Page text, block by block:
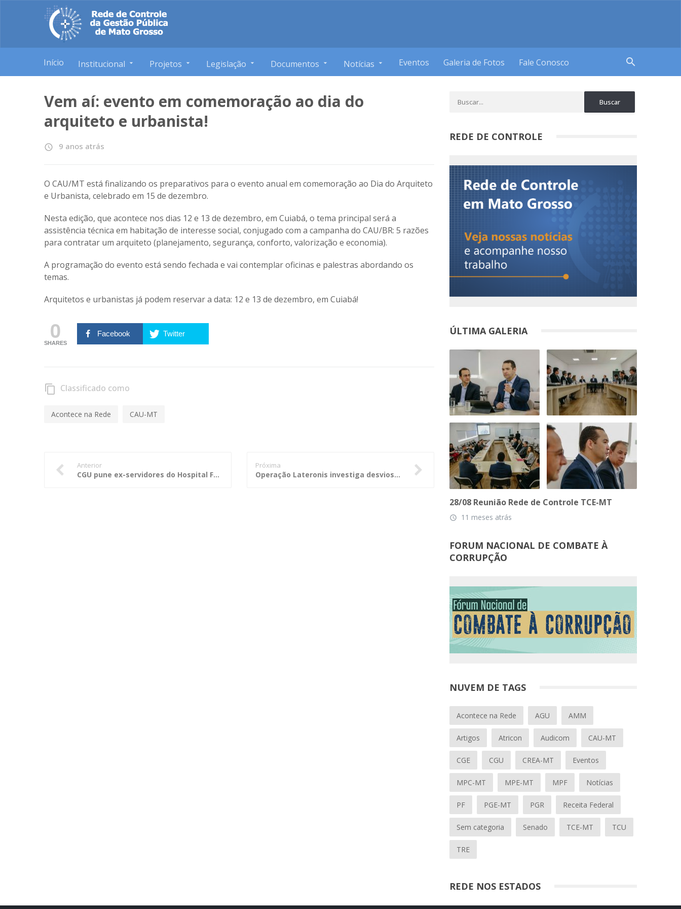
Início Institucional Projetos Legislação Documentos Notícias Eventos Galeria de Fotos Fale Conosco search
Vem aí: evento em comemoração ao dia do
arquiteto e urbanista!
access_time 9 anos atrás
O CAU/MT está finalizando os preparativos para o evento anual em comemoração ao Dia do Arquiteto
e Urbanista, celebrado em 15 de dezembro.
Nesta edição, que acontece nos dias 12 e 13 de dezembro, em Cuiabá, o tema principal será a
assistência técnica em habitação de interesse social, conjugado com a campanha do CAU/BR: 5 razões
para contratar um arquiteto (planejamento, segurança, conforto, valorização e economia).
A programação do evento está sendo fechada e vai contemplar oficinas e palestras abordando os
temas.
Arquitetos e urbanistas já podem reservar a data: 12 e 13 de dezembro, em Cuiabá!
0
SHARES
Facebook Twitter
content_copy Classificado como
Acontece na Rede CAU-MT
Anterior
CGU pune ex-servidores do Hospital Federal dos Servidores do Estado do Rio de Janeiro
Próxima
Operação Lateronis investiga desvios de recursos do transporte escolar na Bahia
REDE DE CONTROLE
ÚLTIMA GALERIA
28/08 Reunião Rede de Controle TCE-MT
access_time 11 meses atrás
FORUM NACIONAL DE COMBATE À
CORRUPÇÃO
NUVEM DE TAGS
Acontece na Rede AGU AMM
Artigos Atricon Audicom CAU-MT
CGE CGU CREA-MT Eventos
MPC-MT MPE-MT MPF Notícias
PF PGE-MT PGR Receita Federal
Sem categoria Senado TCE-MT TCU
TRE
REDE NOS ESTADOS